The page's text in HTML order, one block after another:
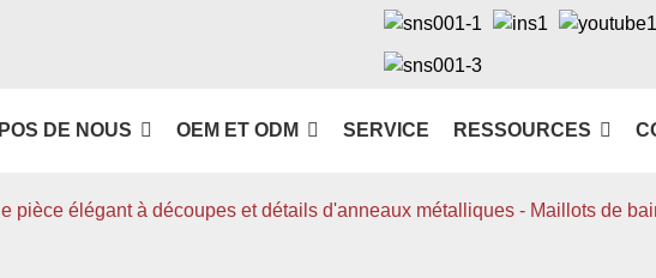
DE NOUS OEM ET ODM SERVICE RESSOURCES
pièce élégant à découpes et détails d'anneaux métalliques - Maillots de